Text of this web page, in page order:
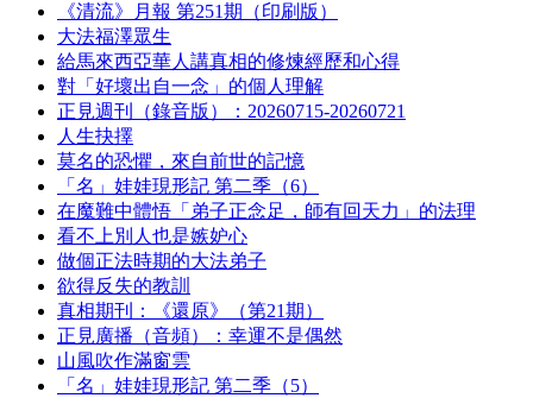
《清流》月報 第251期（印刷版）
大法福澤眾生
給馬來西亞華人講真相的修煉經歷和心得
對「好壞出自一念」的個人理解
正見週刊（錄音版）：20260715-20260721
人生抉擇
莫名的恐懼，來自前世的記憶
「名」娃娃現形記 第二季（6）
在魔難中體悟「弟子正念足，師有回天力」的法理
看不上別人也是嫉妒心
做個正法時期的大法弟子
欲得反失的教訓
真相期刊：《還原》（第21期）
正見廣播（音頻）：幸運不是偶然
山風吹作滿窗雲
「名」娃娃現形記 第二季（5）